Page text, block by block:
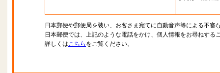
日本郵便や郵便局を装い、お客さま宛てに自動音声等による不審
日本郵便では、上記のような電話をかけ、個人情報をお尋ねする
詳しくはこちら をご覧ください。